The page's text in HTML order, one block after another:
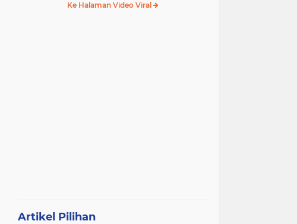
Ke Halaman Video Viral
Artikel Pilihan